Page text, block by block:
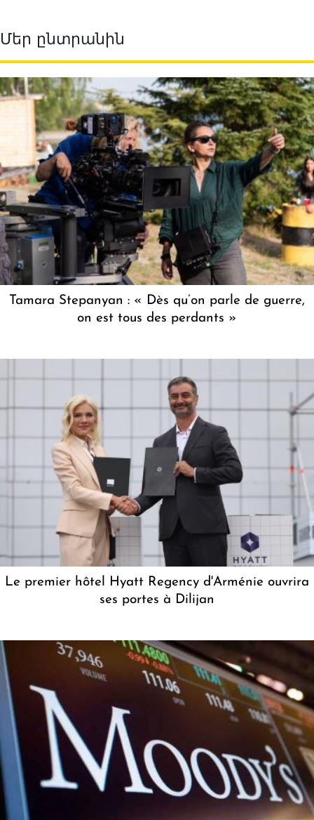
Մեր ընտրանին
Tamara Stepanyan : « Dès qu’on parle de guerre,
on est tous des perdants »
Le premier hôtel Hyatt Regency d'Arménie ouvrira
ses portes à Dilijan